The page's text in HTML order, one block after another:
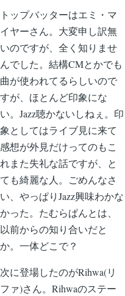
トップバッターはエミ・マ
イヤーさん。大変申し訳無
いのですが、全く知りませ
んでした。結構CMとかでも
曲が使われてるらしいので
すが、ほとんど印象にな
い。Jazz聴かないしねぇ。印
象としてはライブ見に来て
感想が外見だけってのもこ
れまた失礼な話ですが、と
ても綺麗な人。ごめんなさ
い、やっぱりJazz興味わかな
かった。たむらぱんとは、
以前からの知り合いだと
か。一体どこで？
次に登場したのがRihwa(リ
ファ)さん。Rihwaのステー